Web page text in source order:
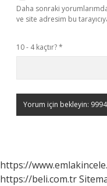
Daha sonraki
ve site adresim bu
10 - 4 kaçtır?*
https://
https://beli.com.tr